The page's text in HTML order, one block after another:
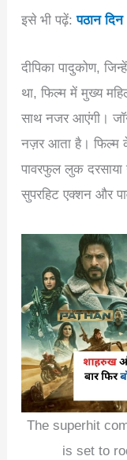
इसे भी पढ़ें:पठान
दीपिका पादुकोण,
था, फिल्म में मुख्य
साथ नजर आएंगी।
नज़र आता है। फिल्म
पावरफुल लुक
सुपरहिट एक्शन और
The superhit
is set to